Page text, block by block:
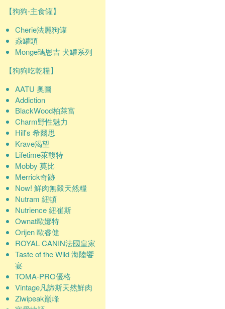
【狗狗-主食罐】
Cherie法麗狗罐
猋罐頭
Monge瑪恩吉 犬罐系列
【狗狗吃乾糧】
AATU 奧圖
Addiction
BlackWood柏萊富
Charm野性魅力
Hill's 希爾思
Krave渴望
Lifetime萊馥特
Mobby 莫比
Merrick奇跡
Now! 鮮肉無穀天然糧
Nutram 紐頓
Nutrience 紐崔斯
Ownat歐娜特
Orijen 歐睿健
ROYAL CANIN法國皇家
Taste of the Wild 海陸饗
宴
TOMA-PRO優格
Vintage凡諦斯天然鮮肉
Ziwipeak巔峰